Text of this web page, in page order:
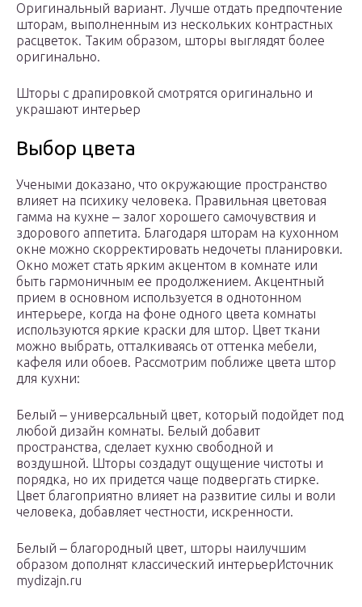
Оригинальный вариант. Лучше отдать предпочтение
шторам, выполненным из нескольких контрастных
расцветок. Таким образом, шторы выглядят более
оригинально.
Шторы с драпировкой смотрятся оригинально и
украшают интерьер
Выбор цвета
Учеными доказано, что окружающие пространство
влияет на психику человека. Правильная цветовая
гамма на кухне ‒ залог хорошего самочувствия и
здорового аппетита. Благодаря шторам на кухонном
окне можно скорректировать недочеты планировки.
Окно может стать ярким акцентом в комнате или
быть гармоничным ее продолжением. Акцентный
прием в основном используется в однотонном
интерьере, когда на фоне одного цвета комнаты
используются яркие краски для штор. Цвет ткани
можно выбрать, отталкиваясь от оттенка мебели,
кафеля или обоев. Рассмотрим поближе цвета штор
для кухни:
Белый ‒ универсальный цвет, который подойдет под
любой дизайн комнаты. Белый добавит
пространства, сделает кухню свободной и
воздушной. Шторы создадут ощущение чистоты и
порядка, но их придется чаще подвергать стирке.
Цвет благоприятно влияет на развитие силы и воли
человека, добавляет честности, искренности.
Белый ‒ благородный цвет, шторы наилучшим
образом дополнят классический интерьерИсточник
mydizajn.ru